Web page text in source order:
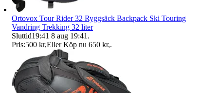
Ortovox Tour Rider 32 Ryggsäck Backpack Ski Touring
Vandring Trekking 32 liter
Sluttid19:41 8 aug 19:41 .
Pris:500 kr,Eller Köp nu 650 kr,.